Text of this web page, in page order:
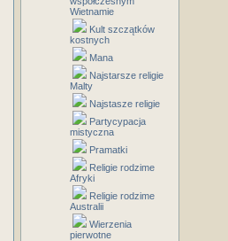
Wietnamie
Kult szczątków
kostnych
Mana
Najstarsze religie
Malty
Najstasze religie
Partycypacja
mistyczna
Pramatki
Religie rodzime
Afryki
Religie rodzime
Australii
Wierzenia
pierwotne